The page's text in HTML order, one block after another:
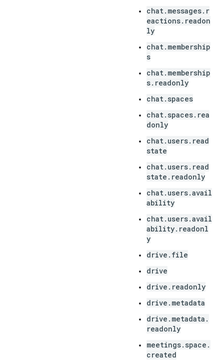
chat.messages.r
eactions.readon
ly
chat.membership
s
chat.membership
s.readonly
chat.spaces
chat.spaces.rea
donly
chat.users.read
state
chat.users.read
state.readonly
chat.users.avail
ability
chat.users.avail
ability.readonl
y
drive.file
drive
drive.readonly
drive.metadata
drive.metadata.
readonly
meetings.space.
created